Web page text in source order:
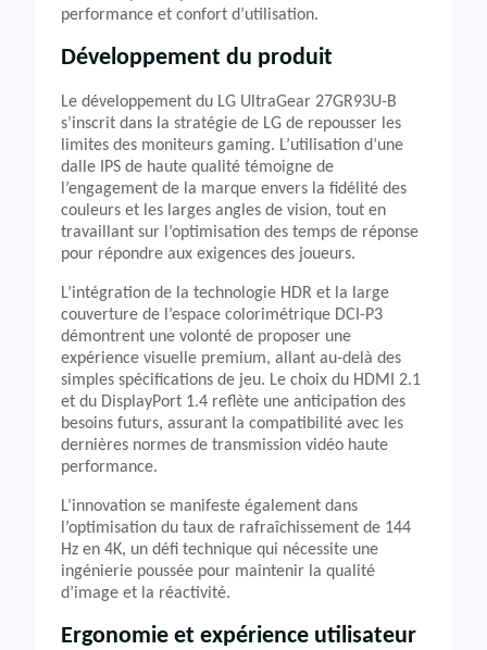
performance et confort d’utilisation.
Développement du produit
Le développement du LG UltraGear 27GR93U-B
s’inscrit dans la stratégie de LG de repousser les
limites des moniteurs gaming. L’utilisation d’une
dalle IPS de haute qualité témoigne de
l’engagement de la marque envers la fidélité des
couleurs et les larges angles de vision, tout en
travaillant sur l’optimisation des temps de réponse
pour répondre aux exigences des joueurs.
L’intégration de la technologie HDR et la large
couverture de l’espace colorimétrique DCI-P3
démontrent une volonté de proposer une
expérience visuelle premium, allant au-delà des
simples spécifications de jeu. Le choix du HDMI 2.1
et du DisplayPort 1.4 reflète une anticipation des
besoins futurs, assurant la compatibilité avec les
dernières normes de transmission vidéo haute
performance.
L’innovation se manifeste également dans
l’optimisation du taux de rafraîchissement de 144
Hz en 4K, un défi technique qui nécessite une
ingénierie poussée pour maintenir la qualité
d’image et la réactivité.
Ergonomie et expérience utilisateur